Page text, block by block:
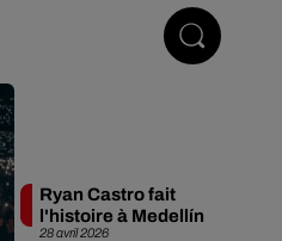
28 avril 2026
Ryan Castro fait
l'histoire à Medellín